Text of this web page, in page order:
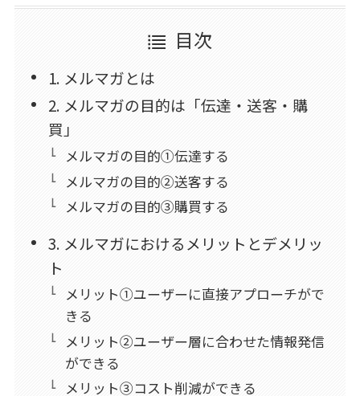
目次
1. メルマガとは
2. メルマガの目的は「伝達・送客・購
買」
メルマガの目的①伝達する
メルマガの目的②送客する
メルマガの目的③購買する
3. メルマガにおけるメリットとデメリッ
ト
メリット①ユーザーに直接アプローチがで
きる
メリット②ユーザー層に合わせた情報発信
ができる
メリット③コスト削減ができる